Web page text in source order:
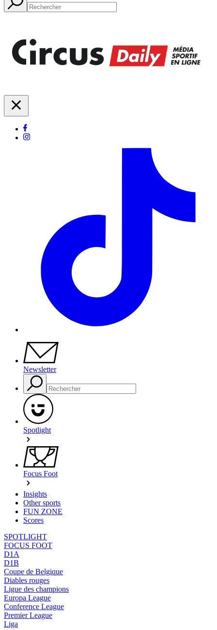
Newsletter
Spotlight
Focus Foot
Insights
Other sports
FUN ZONE
Scores
SPOTLIGHT
FOCUS FOOT
D1A
D1B
Coupe de Belgique
Diables rouges
Ligue des champions
Europa League
Conference League
Premier League
Liga